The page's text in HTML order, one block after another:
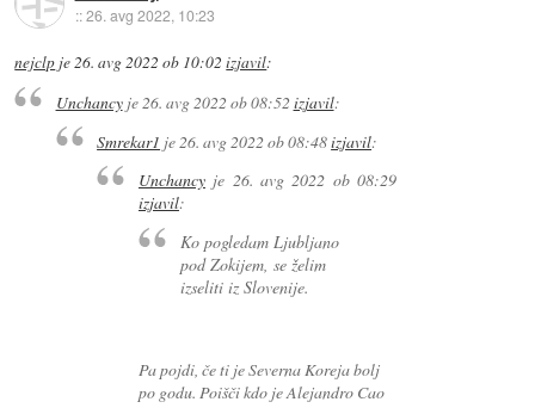
::26. avg 2022, 10:23
nejclp je26. avg 2022 ob 10:02 izjavil:
Unchancyje26. avg 2022 ob 08:52 izjavil:
Smrekar1 je 26. avg 2022 ob 08:48izjavil:
Unchancyje 26. avg 2022 ob 08:29
izjavil:
Ko pogledam Ljubljano
pod Zokijem, se želim
izseliti iz Slovenije.
Pa pojdi, če ti je Severna Koreja bolj
po godu. Poišči kdo je Alejandro Cao